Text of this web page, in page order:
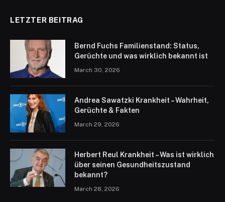
LETZTER BEITRAG
Bernd Fuchs Familienstand: Status,
Gerüchte und was wirklich bekannt ist
March 30, 2026
Andrea Sawatzki Krankheit – Wahrheit,
Gerüchte & Fakten
March 29, 2026
Herbert Reul Krankheit – Was ist wirklich
über seinen Gesundheitszustand
bekannt?
March 28, 2026